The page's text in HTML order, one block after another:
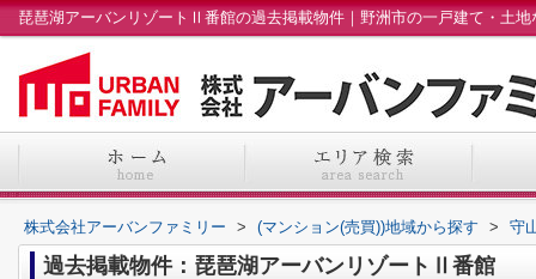
株式会社アーバンファミリー > (マンション(売買))地域から探す > 守
過去掲載物件：琵琶湖アーバンリゾートⅡ番館